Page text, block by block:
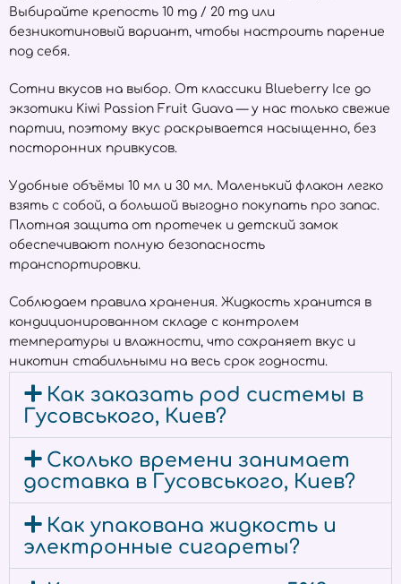
Выбирайте крепость 10 mg / 20 mg или
безникотиновый вариант, чтобы настроить парение
под себя.
Сотни вкусов на выбор. От классики Blueberry Ice до
экзотики Kiwi Passion Fruit Guava — у нас только свежие
партии, поэтому вкус раскрывается насыщенно, без
посторонних привкусов.
Удобные объёмы 10 мл и 30 мл. Маленький флакон легко
взять с собой, а большой выгодно покупать про запас.
Плотная защита от протечек и детский замок
обеспечивают полную безопасность
транспортировки.
Соблюдаем правила хранения. Жидкость хранится в
кондиционированном складе с контролем
температуры и влажности, что сохраняет вкус и
никотин стабильными на весь срок годности.
Как заказать pod системы в
Гусовського, Киев?
Сколько времени занимает
доставка в Гусовського, Киев?
Как упакована жидкость и
электронные сигареты?